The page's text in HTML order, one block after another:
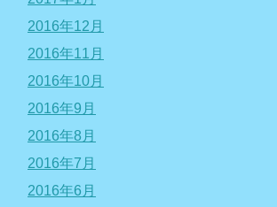
2016年12月
2016年11月
2016年10月
2016年9月
2016年8月
2016年7月
2016年6月